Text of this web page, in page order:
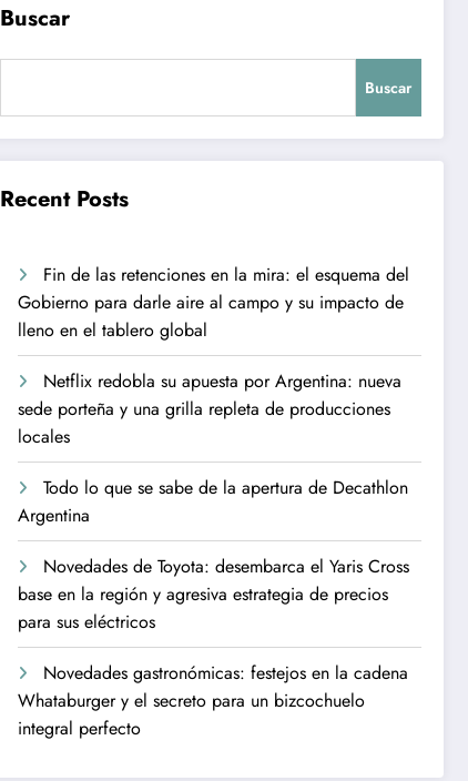
Buscar
Buscar
Recent Posts
Fin de las retenciones en la mira: el esquema del
Gobierno para darle aire al campo y su impacto de
lleno en el tablero global
Netflix redobla su apuesta por Argentina: nueva
sede porteña y una grilla repleta de producciones
locales
Todo lo que se sabe de la apertura de Decathlon
Argentina
Novedades de Toyota: desembarca el Yaris Cross
base en la región y agresiva estrategia de precios
para sus eléctricos
Novedades gastronómicas: festejos en la cadena
Whataburger y el secreto para un bizcochuelo
integral perfecto